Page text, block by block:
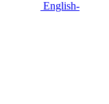
English-